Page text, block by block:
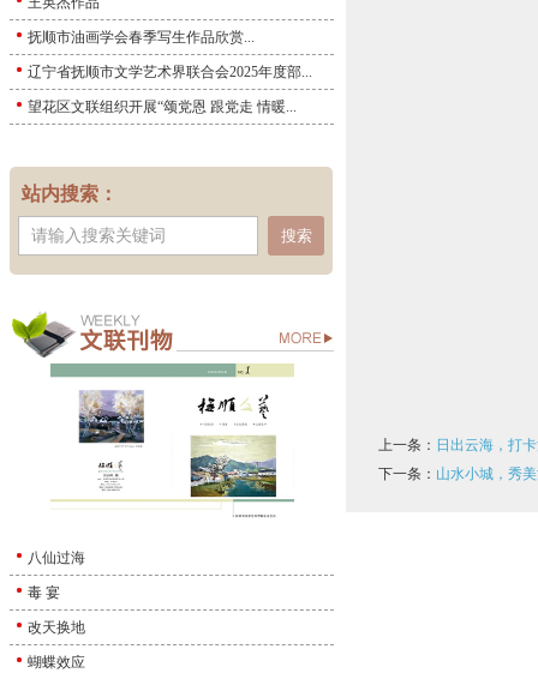
抚顺市油画学会春季写生作品欣赏...
辽宁省抚顺市文学艺术界联合会2025年度部...
望花区文联组织开展“颂党恩 跟党走 情暖...
站内搜索：
搜索
八仙过海
毒 宴
改天换地
蝴蝶效应
上一条： 日出云海，打
下一条： 山水小城，秀